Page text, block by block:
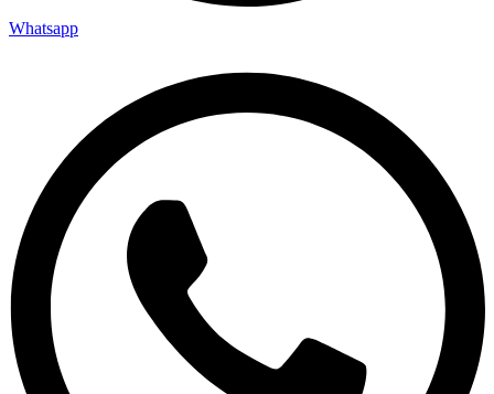
Whatsapp